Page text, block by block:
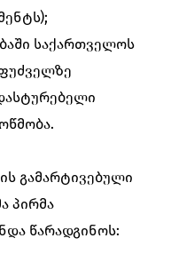
საქართველოს
გამარტივებული
პირმა
წარადგინოს: